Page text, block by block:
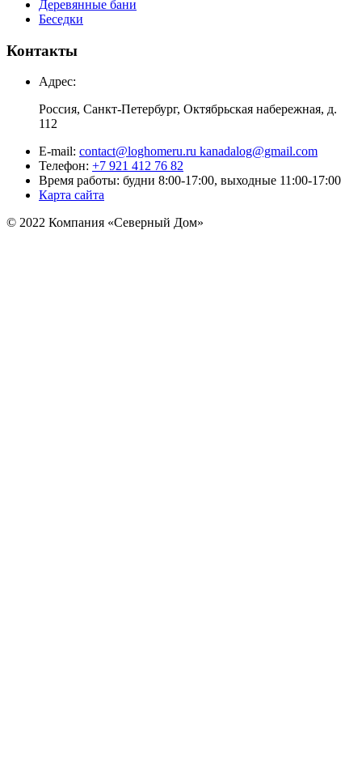
Деревянные бани
Беседки
Контакты
Адрес:
Россия, Санкт-Петербург, Октябрьская набережная, д.
112
E-mail: contact@loghomeru.ru kanadalog@gmail.com
Телефон: +7 921 412 76 82
Время работы: будни 8:00-17:00, выходные 11:00-17:00
Карта сайта
© 2022 Компания «Северный Дом»